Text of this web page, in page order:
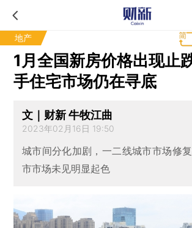
地产
1月全国新房价格出现止
手住宅市场仍在寻底
文｜财新 牛牧江曲
2023年02月16日 19:50
城市间分化加剧，一二线城市市场修
市市场未见明显起色